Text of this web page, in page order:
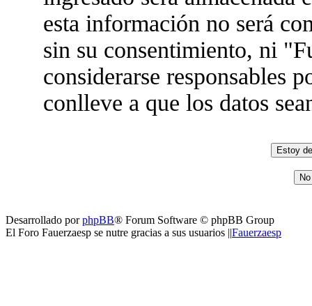
esta información no será
sin su consentimiento, ni
considerarse responsables
conlleve a que los datos
Desarrollado porphpBB® Forum Software © phpBB Group
El Foro Fauerzaesp se nutre gracias a sus usuarios ||Fauerzaesp